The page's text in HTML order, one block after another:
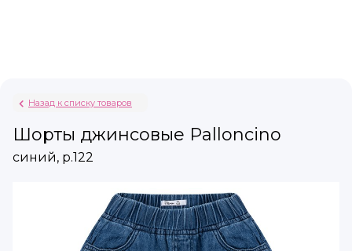
Назад к списку товаров
Шорты джинсовые Palloncino
синий, р.122